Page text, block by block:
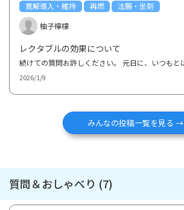
寛解導入・維持 再燃
注腸・坐剤
柚子檸檬
レクタブルの効果について
2026/1/9
みんなの投稿一覧を見る →
質問＆おしゃべり (7)